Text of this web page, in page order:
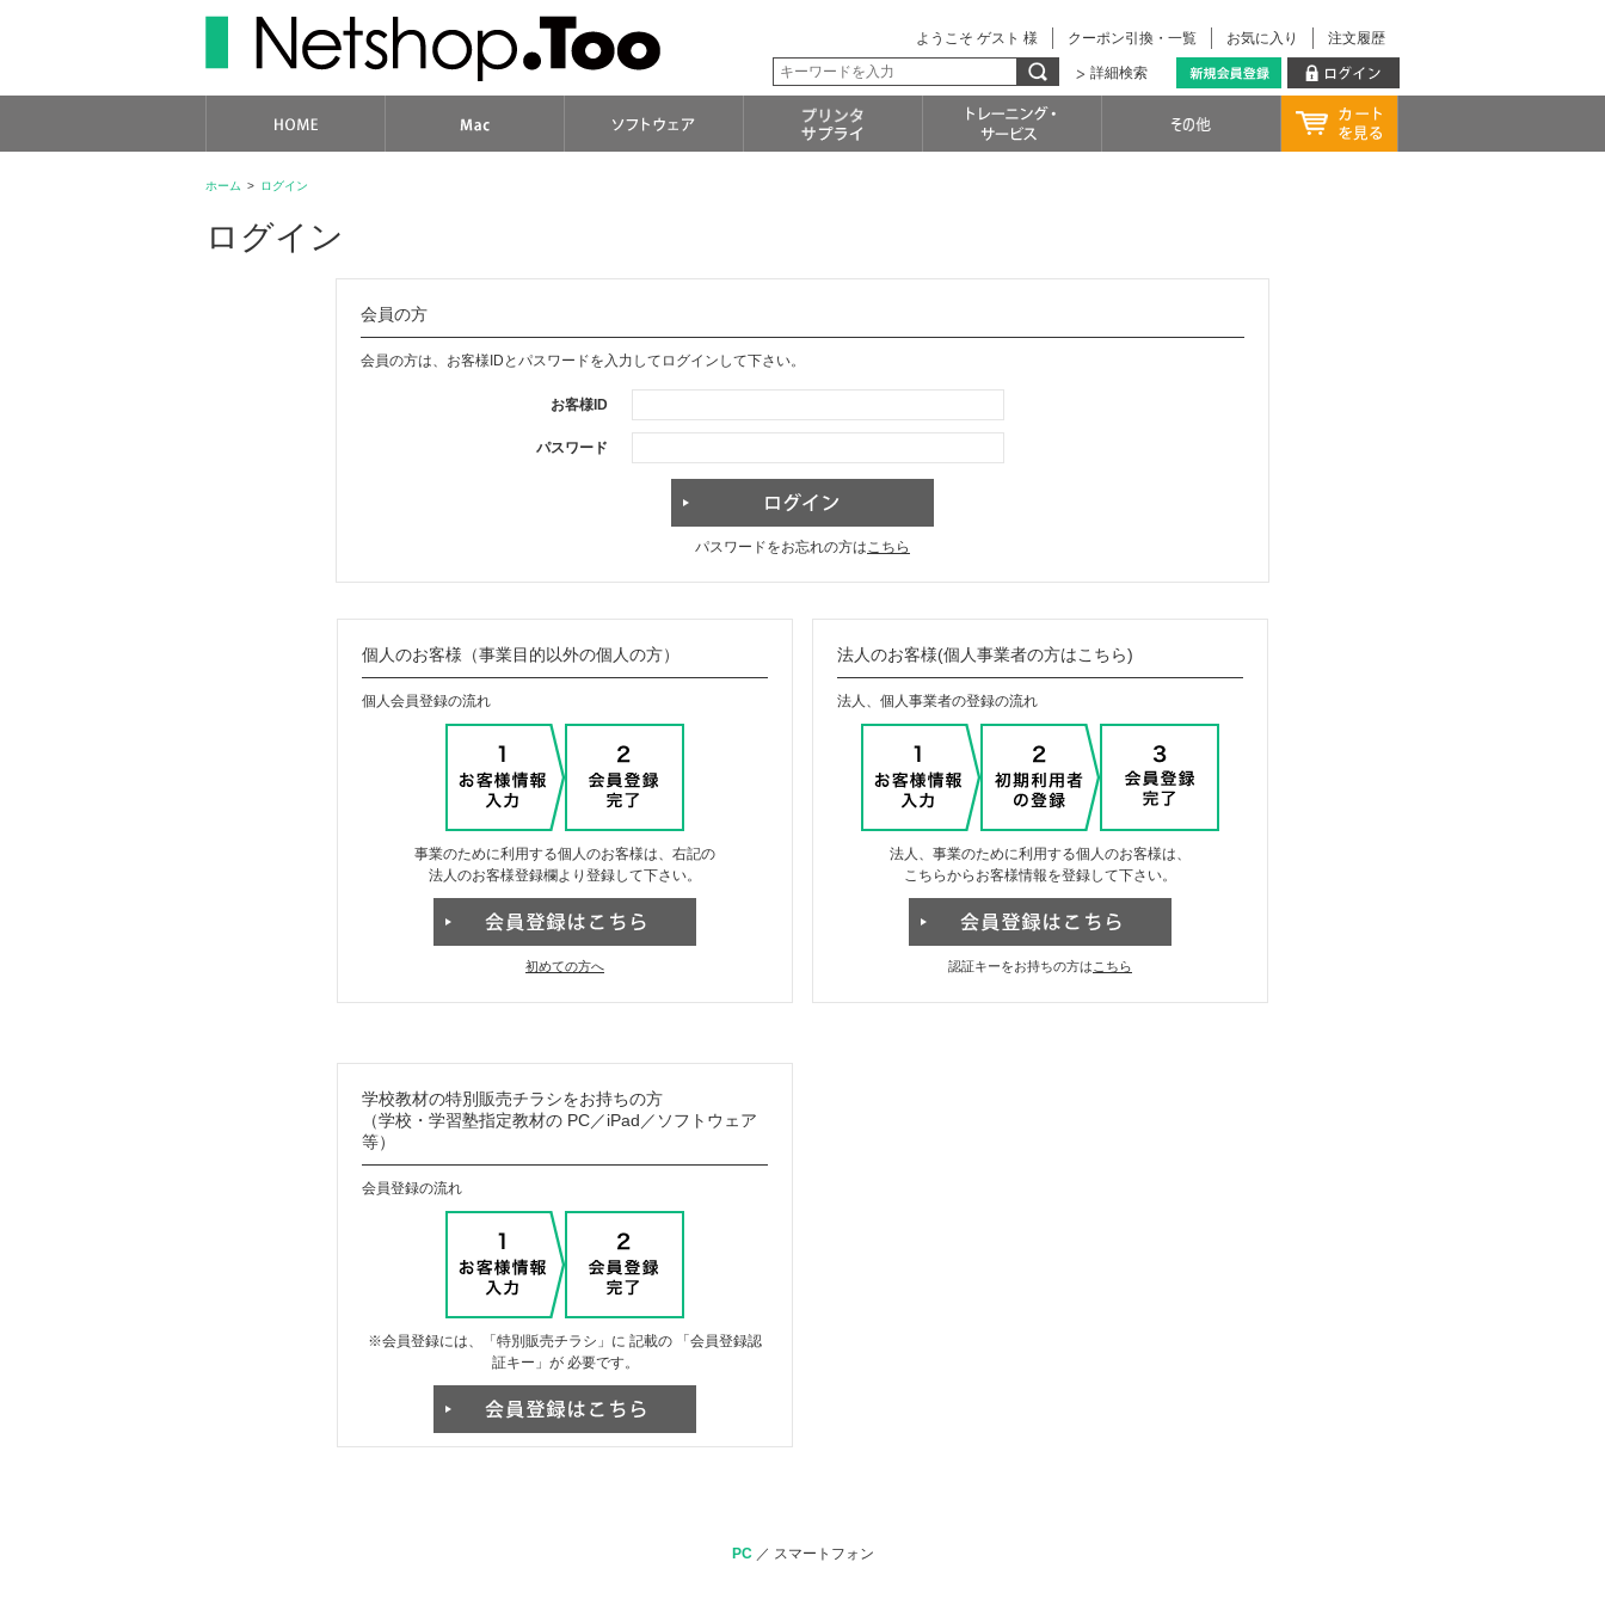
注文履歴
お気に入り
クーポン引換・一覧
ようこそ ゲスト 様
詳細検索
ホーム > ログイン
ログイン
会員の方
会員の方は、お客様IDとパスワードを入力してログインして下さい。
お客様ID
パスワード
パスワードをお忘れの方はこちら
個人のお客様（事業目的以外の個人の方）
個人会員登録の流れ
事業のために利用する個人のお客様は、右記の
法人のお客様登録欄より登録して下さい。
初めての方へ
法人のお客様(個人事業者の方はこちら)
法人、個人事業者の登録の流れ
法人、事業のために利用する個人のお客様は、
こちらからお客様情報を登録して下さい。
認証キーをお持ちの方は こちら
学校教材の特別販売チラシをお持ちの方
（学校・学習塾指定教材の PC／iPad／ソフトウェア
等）
会員登録の流れ
※会員登録には、「特別販売チラシ」に 記載の 「会員登録認
証キー」が 必要です。
PC／ スマートフォン